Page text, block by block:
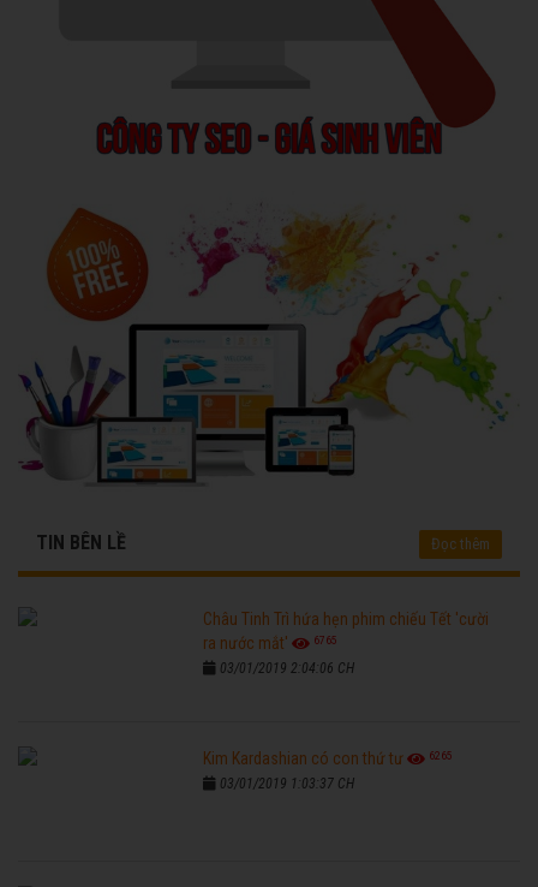
TIN BÊN LỀ Đọc thêm
Châu Tinh Trì hứa hẹn phim chiếu Tết 'cười
ra nước mắt'
6765
03/01/2019 2:04:06 CH
Kim Kardashian có con thứ tư 6265
03/01/2019 1:03:37 CH